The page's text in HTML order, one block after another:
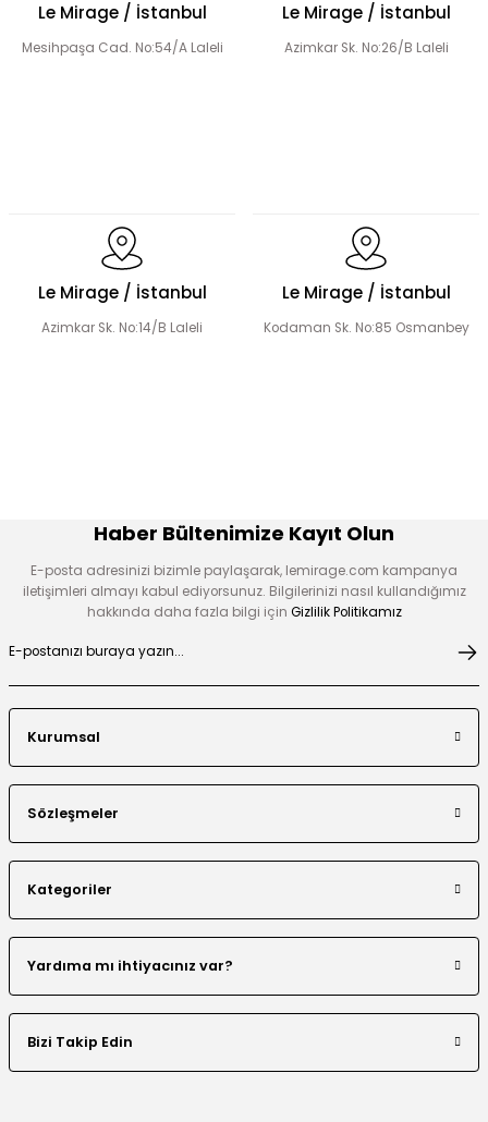
Desen Boncuk Nakışlı Elbise
Le Mirage / İstanbul
Mesihpaşa Cad. No:54/A Laleli
Le Mirage / İstanbul
Azimkar Sk. No:26/B Laleli
Le Mirage / İstanbul
Azimkar Sk. No:14/B Laleli
Le Mirage / İstanbul
Kodaman Sk. No:85 Osmanbey
Haber Bültenimize Kayıt Olun
E-posta adresinizi bizimle paylaşarak, lemirage.com kampanya
iletişimleri almayı kabul ediyorsunuz. Bilgilerinizi nasıl kullandığımız
hakkında daha fazla bilgi için Gizlilik Politikamız
Kurumsal
Sözleşmeler
Kategoriler
Yardıma mı ihtiyacınız var?
Bizi Takip Edin